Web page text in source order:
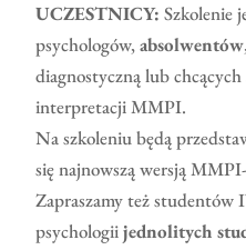
UCZESTNICY: Szkolenie
psychologów,absolwentów
diagnostyczną lub
interpretacji MMPI.
Na szkoleniu będą
się najnowszą wersją
Zapraszamy też studentów
psychologiijednolitych